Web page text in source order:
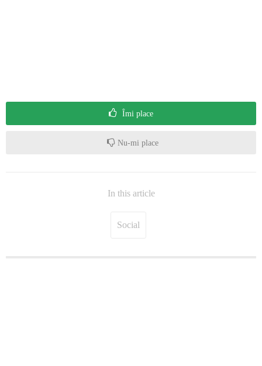
Îmi place
Nu-mi place
In this article
Social